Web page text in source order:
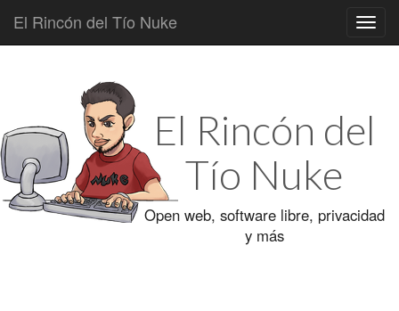
El Rincón del Tío Nuke
El Rincón del
Tío Nuke
Open web, software libre, privacidad
y más